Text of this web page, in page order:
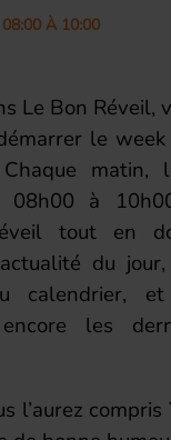
08:00 À 10:00
Le Bon Réveil,
le
matin,
08h00 à
tout en
du
calendrier,
les
l’aurez